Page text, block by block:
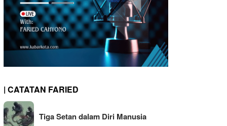
| CATATAN FARIED
Tiga Setan dalam Diri Manusia